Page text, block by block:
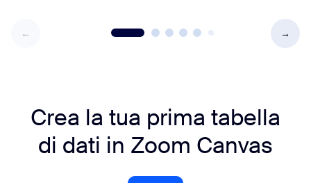
Crea la tua prima tabella
di dati in Zoom Canvas